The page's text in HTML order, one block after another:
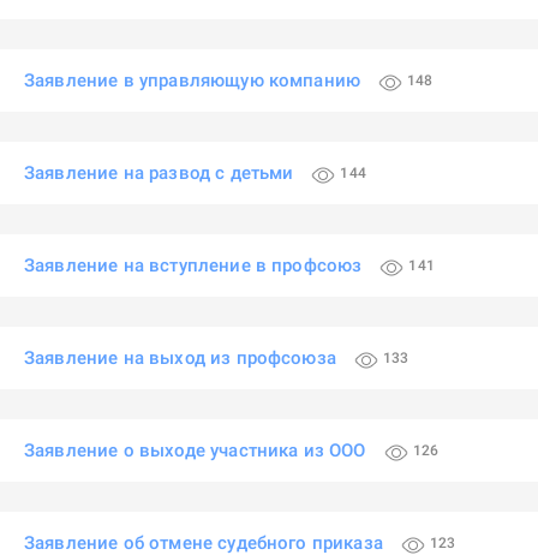
Заявление в управляющую компанию 148
Заявление на развод с детьми 144
Заявление на вступление в профсоюз 141
Заявление на выход из профсоюза 133
Заявление о выходе участника из ООО 126
Заявление об отмене судебного приказа 123